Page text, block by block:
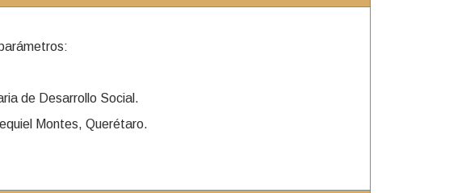
de Desarrollo Social.
Montes, Querétaro.